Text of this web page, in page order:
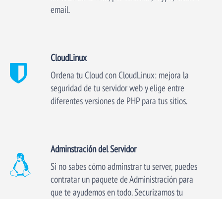
email.
CloudLinux
Ordena tu Cloud con CloudLinux: mejora la
seguridad de tu servidor web y elige entre
diferentes versiones de PHP para tus sitios.
Adminstración del Servidor
Si no sabes cómo adminstrar tu server, puedes
contratar un paquete de Administración para
que te ayudemos en todo. Securizamos tu